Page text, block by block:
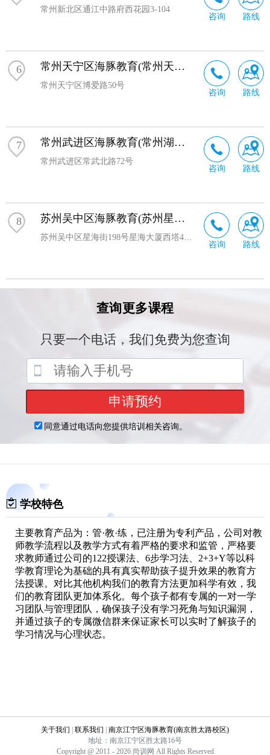
常州新北区通江中路府西花园3-104
咨询 路线
6 常州天宁区海豚教育(常州天宁校区)
常州天宁区博爱路50号
咨询 路线
7 常州武进区海豚教育(常州湖塘校区)
常州武进区常武北路72号
咨询 路线
8 苏州吴中区海豚教育(苏州星海校区)
咨询 路线
学校特色
主要教育产品为：管·教·练，已注册为专利产品，公司对教
师教学流程以及教学方式有着严格的要求和监管，严格要
求教师通过公司的122授课法、6步学习法、2+3+Y等以科
学教育理论为基础的具有真实帮助孩子提升效果的教育方
法授课。对比其他机构我们的教育方法更加科学有效，我
们的教育团队更加体系化。每个孩子都有专属的一对一学
习团队与管理团队，确保孩子没有学习死角与知识漏洞，
并通过孩子的专属微信群来保证家长可以实时了解孩子的
学习情况与心理状态。
关于我们 | 联系我们 | 南京江宁区海豚教育(南京胜太路校区)
地址：南京江宁区胜太路16号
Copyright @ 2011 - 2026 尚训网 All Rights Reserved